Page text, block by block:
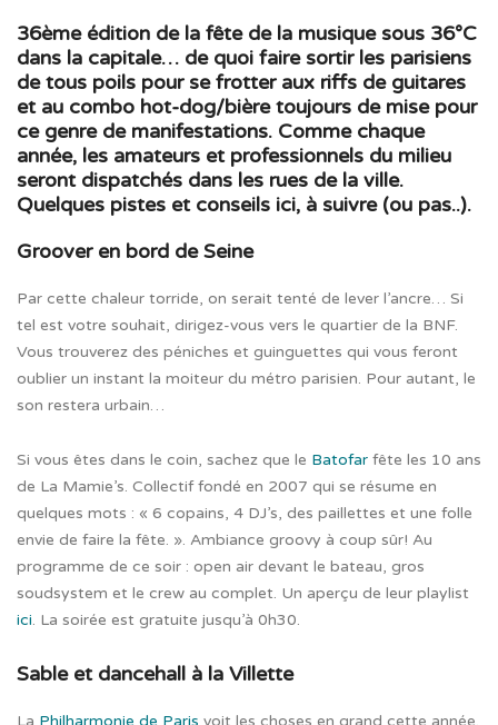
36ème édition de la fête de la musique sous 36°C
dans la capitale… de quoi faire sortir les parisiens
de tous poils pour se frotter aux riffs de guitares
et au combo hot-dog/bière toujours de mise pour
ce genre de manifestations. Comme chaque
année, les amateurs et professionnels du milieu
seront dispatchés dans les rues de la ville.
Quelques pistes et conseils ici, à suivre (ou pas..).
Groover en bord de Seine
Par cette chaleur torride, on serait tenté de lever l’ancre… Si
tel est votre souhait, dirigez-vous vers le quartier de la BNF.
Vous trouverez des péniches et guinguettes qui vous feront
oublier un instant la moiteur du métro parisien. Pour autant, le
son restera urbain…
Si vous êtes dans le coin, sachez que le Batofar fête les 10 ans
de La Mamie’s. Collectif fondé en 2007 qui se résume en
quelques mots : « 6 copains, 4 DJ’s, des paillettes et une folle
envie de faire la fête. ». Ambiance groovy à coup sûr! Au
programme de ce soir : open air devant le bateau, gros
soudsystem et le crew au complet. Un aperçu de leur playlist
ici. La soirée est gratuite jusqu’à 0h30.
Sable et dancehall à la Villette
La Philharmonie de Paris voit les choses en grand cette année.